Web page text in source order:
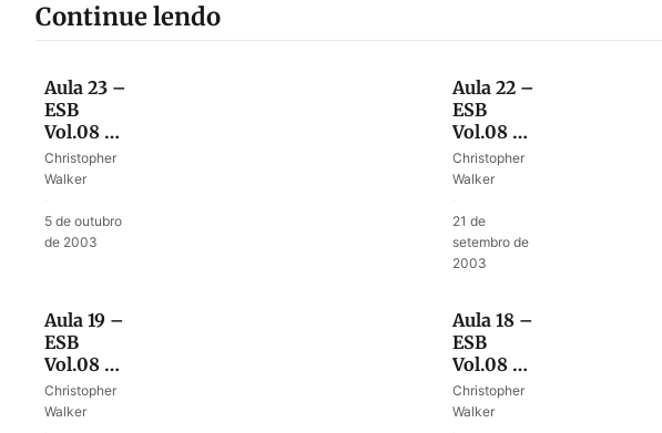
Continue lendo
Aula 23 –
ESB
Vol.08 –
Deus
confirma
Christopher
Walker
5 de outubro
de 2003
Aula 22 –
ESB
Vol.08 –
Entregando
a palavra
Christopher
Walker
21 de
setembro de
2003
Aula 19 –
ESB
Vol.08 –
Como
Deus fala
Christopher
Walker
Aula 18 –
ESB
Vol.08 –
Deus
chama
Christopher
Walker